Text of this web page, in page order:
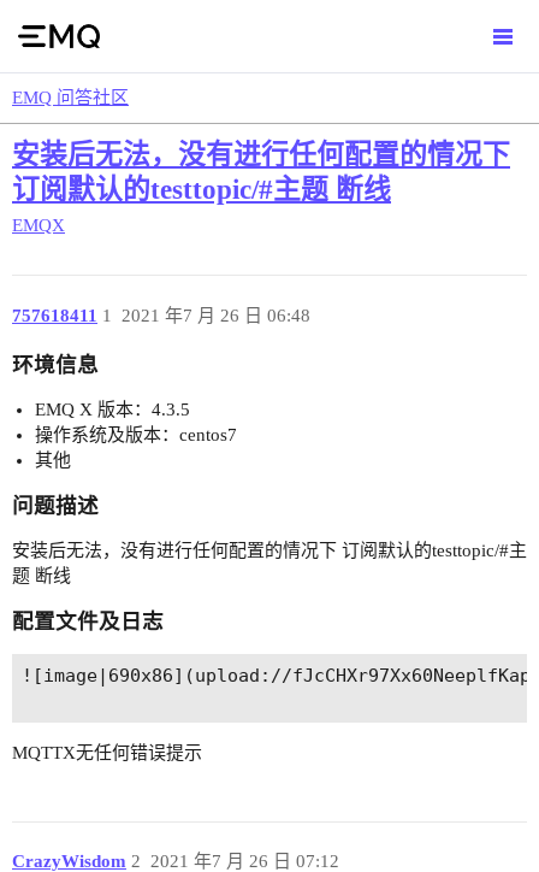
EMQ 问答社区
安装后无法，没有进行任何配置的情况下
订阅默认的testtopic/#主题 断线
EMQX
757618411 2021 年7 月 26 日 06:48
1
环境信息
EMQ X 版本：4.3.5
操作系统及版本：centos7
其他
问题描述
安装后无法，没有进行任何配置的情况下 订阅默认的testtopic/#主
题 断线
配置文件及日志
![image|690x86](upload://
MQTTX无任何错误提示
CrazyWisdom 2021 年7 月 26 日 07:12
2